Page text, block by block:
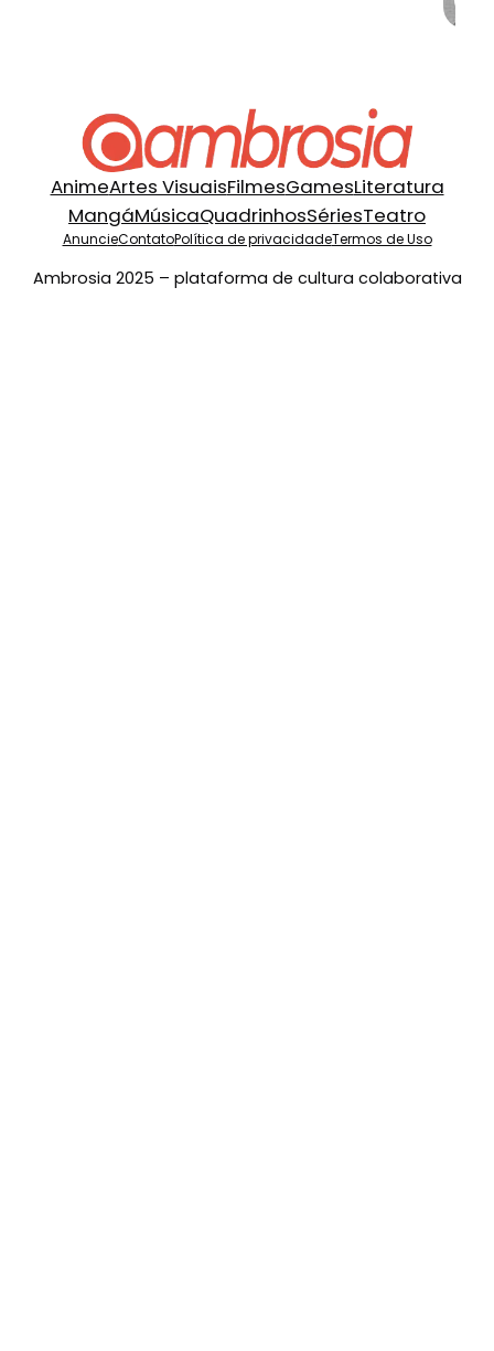
AnimeArtes VisuaisFilmesGamesLiteratura
MangáMúsicaQuadrinhosSériesTeatro
AnuncieContatoPolítica de privacidadeTermos de Uso
Ambrosia 2025 – plataforma de cultura colaborativa